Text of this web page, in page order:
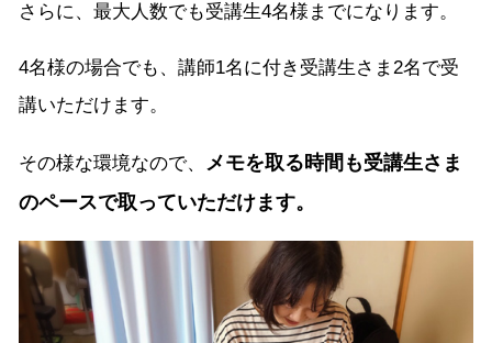
さらに、最大人数でも受講生4名様までになります。
4名様の場合でも、講師1名に付き受講生さま2名で受
講いただけます。
その様な環境なので、 メモを取る時間も受講生さま
のペースで取っていただけます。